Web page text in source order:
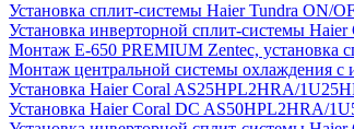
Установка сплит-системы Haier Tundra ON/
Установка инверторной сплит-системы
Монтаж E-650 PREMIUM Zentec, установка
Монтаж центральной системы охлаждения с
Установка Haier Coral AS25HPL2HRA/
Установка Haier Coral DC AS50HPL2HRA/